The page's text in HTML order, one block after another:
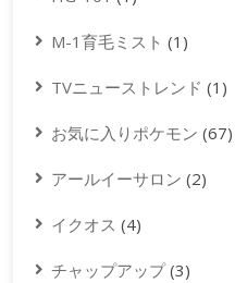
M-1育毛ミスト (1)
TVニューストレンド (1)
お気に入りポケモン (67)
アールイーサロン (2)
イクオス (4)
チャップアップ(3)